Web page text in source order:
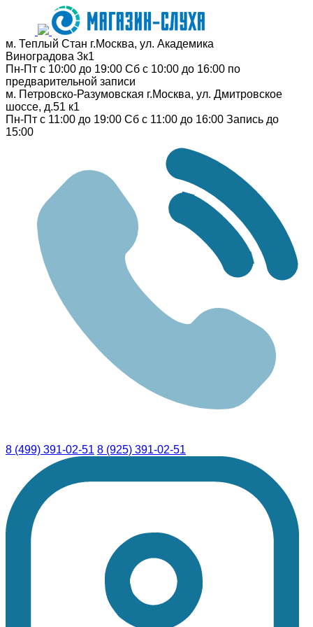
м. Теплый Стан г.Москва, ул. Академика
Виноградова 3к1
Пн-Пт с 10:00 до 19:00 Сб с 10:00 до 16:00 по
предварительной записи
м. Петровско-Разумовская г.Москва, ул. Дмитровское
шоссе, д.51 к1
Пн-Пт с 11:00 до 19:00 Сб с 11:00 до 16:00 Запись до
15:00
8 (499) 391-02-51 8 (925) 391-02-51